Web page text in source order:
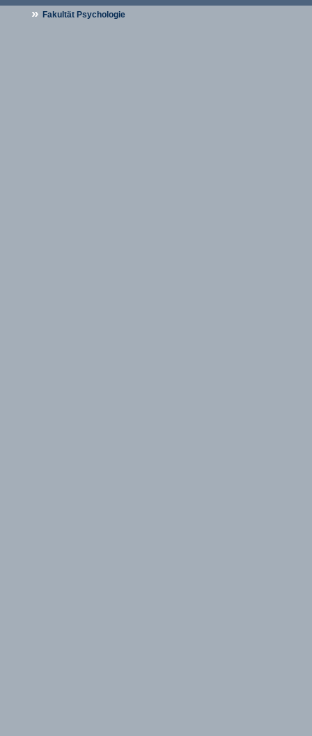
» Fakultät Psychologie